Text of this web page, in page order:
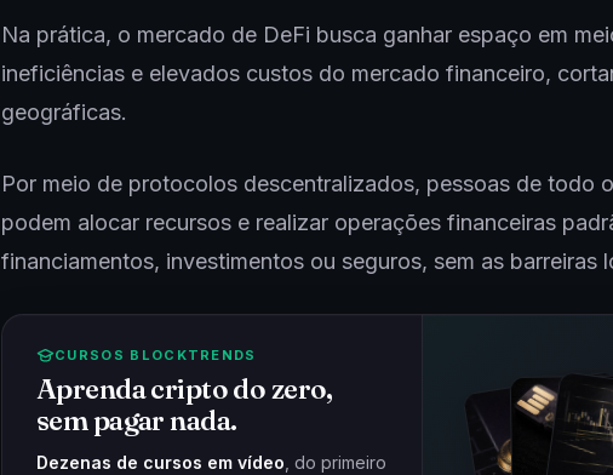
Na prática, o mercado de DeFi busca ganhar espaço em
ineficiências e elevados custos do mercado financeiro,
geográficas.
Por meio de protocolos descentralizados, pessoas de todo
podem alocar recursos e realizar operações financeiras
financiamentos, investimentos ou seguros, sem as barreiras
CURSOS BLOCKTRENDS
Aprenda cripto do zero,
sem pagar nada.
Dezenas de cursos em vídeo , do primeiro